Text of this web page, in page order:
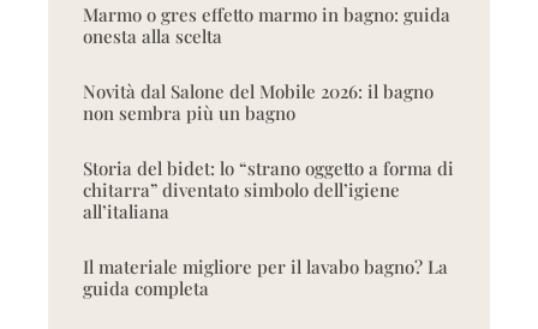
Marmo o gres effetto marmo in bagno: guida
onesta alla scelta
Novità dal Salone del Mobile 2026: il bagno
non sembra più un bagno
Storia del bidet: lo “strano oggetto a forma di
chitarra” diventato simbolo dell’igiene
all’italiana
Il materiale migliore per il lavabo bagno? La
guida completa